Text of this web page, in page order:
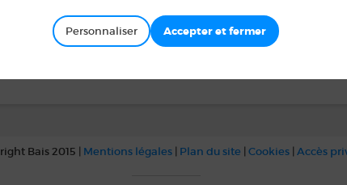
Bais 2015 | Mentions légales| Plan du site | Cookies| Accès
Personnaliser